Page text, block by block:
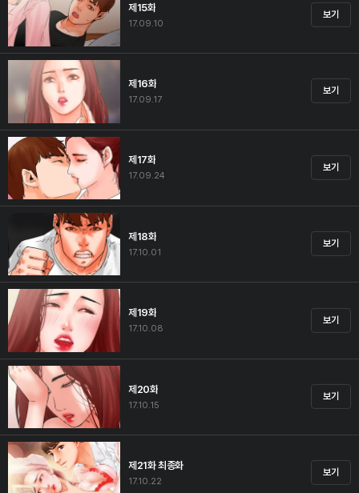
제15화
17.09.10
보기
제16화
17.09.17
보기
제17화
17.09.24
보기
제18화
17.10.01
보기
제19화
17.10.08
보기
제20화
17.10.15
보기
제21화 최종화
17.10.22
보기